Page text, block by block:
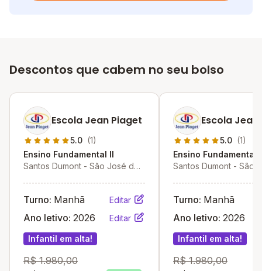
Descontos que cabem no seu bolso
Escola Jean Piaget
5.0 (1)
Ensino Fundamental II
Santos Dumont - São José do
Turno: Manhã Editar
Ano letivo: 2026 Editar
Infantil em alta!
R$ 1.980,00
Escola Jean
5.0 (1)
Ensino Fundamental
Santos Dumont - São
Turno: Manhã
Ano letivo: 2026
Infantil em alta!
R$ 1.980,00